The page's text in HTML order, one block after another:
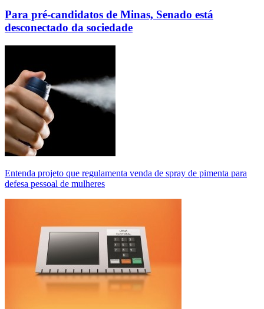
Para pré-candidatos de Minas, Senado está
desconectado da sociedade
Entenda projeto que regulamenta venda de spray de pimenta para
defesa pessoal de mulheres